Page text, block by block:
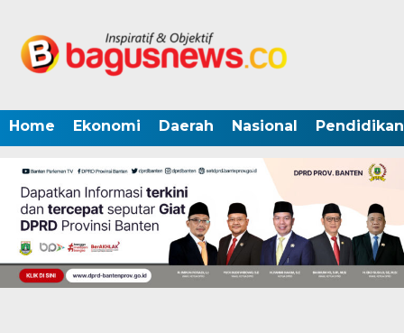
Home Ekonomi Daerah Nasional Pendidikan